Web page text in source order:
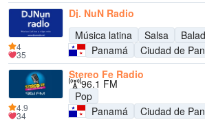
Dj. NuN Radio
Música latina
Salsa
Panamá
Ciudad de
4
35
Stereo Fe Radio
96.1 FM
Pop
Panamá
Ciudad de
4.9
34